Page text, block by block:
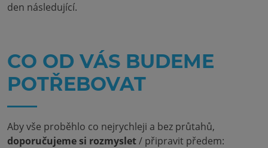
den následující.
CO OD VÁS BUDEME
POTŘEBOVAT
Aby vše proběhlo co nejrychleji a bez průtahů,
doporučujeme si rozmyslet/ připravit předem: